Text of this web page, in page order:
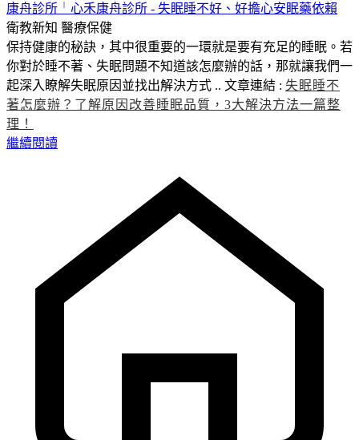
康舟診所╵心禾康舟診所 - 失眠睡不好、好擔心安眠藥依賴
衛教新知 醫療保健
保持健康的秘訣，其中很重要的一環就是要有充足的睡眠。若
你對於睡不著、失眠問題不知道該怎麼辦的話，那就讓我們一
起深入瞭解失眠原因並找出解決方式 .. 文章連結 : 失眠睡不
著怎麼辦？了解原因改善睡眠品質，3大解決方法一篇整
理！
繼續閱讀